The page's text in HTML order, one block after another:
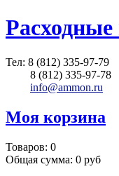
Тел: 8 (812) 335-97-79
8 (812) 335-97-78
info@ammon.ru
Моя корзина
Товаров: 0
Общая сумма: 0 руб